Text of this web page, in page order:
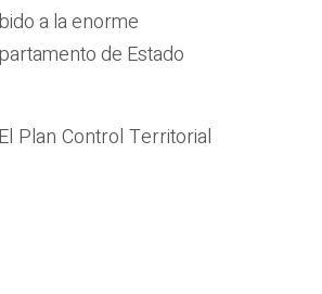
a la enorme
de Estado
Plan Control Territorial